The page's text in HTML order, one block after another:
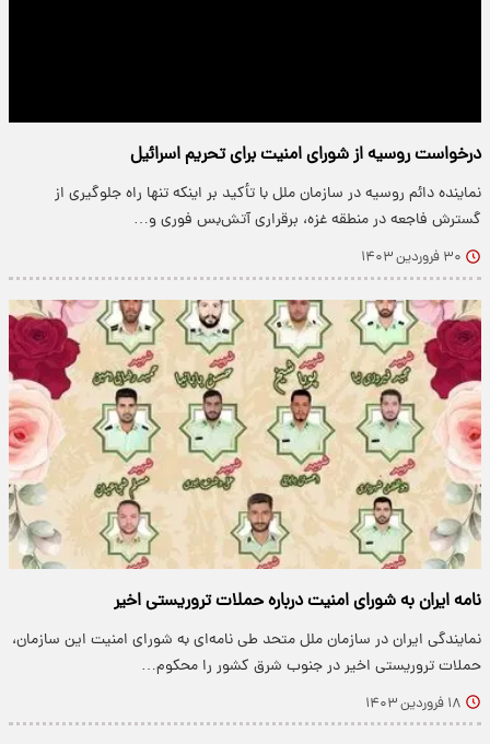
درخواست روسیه از شورای امنیت برای تحریم اسرائیل
نماینده دائم روسیه در سازمان ملل با تأکید بر اینکه تنها راه جلوگیری از
گسترش فاجعه در منطقه غزه، برقراری آتش‌بس فوری و…
۳۰ فروردین ۱۴۰۳
نامه ایران به شورای امنیت درباره حملات تروریستی اخیر
نمایندگی ایران در سازمان ملل متحد طی نامه‌ای به شورای امنیت این سازمان،
حملات تروریستی اخیر در جنوب شرق کشور را محکوم…
۱۸ فروردین ۱۴۰۳